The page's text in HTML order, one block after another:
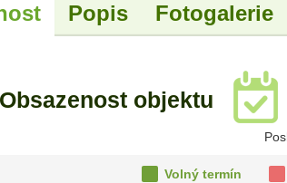
Popis Fotogalerie
Obsazenost objektu
Volný termín